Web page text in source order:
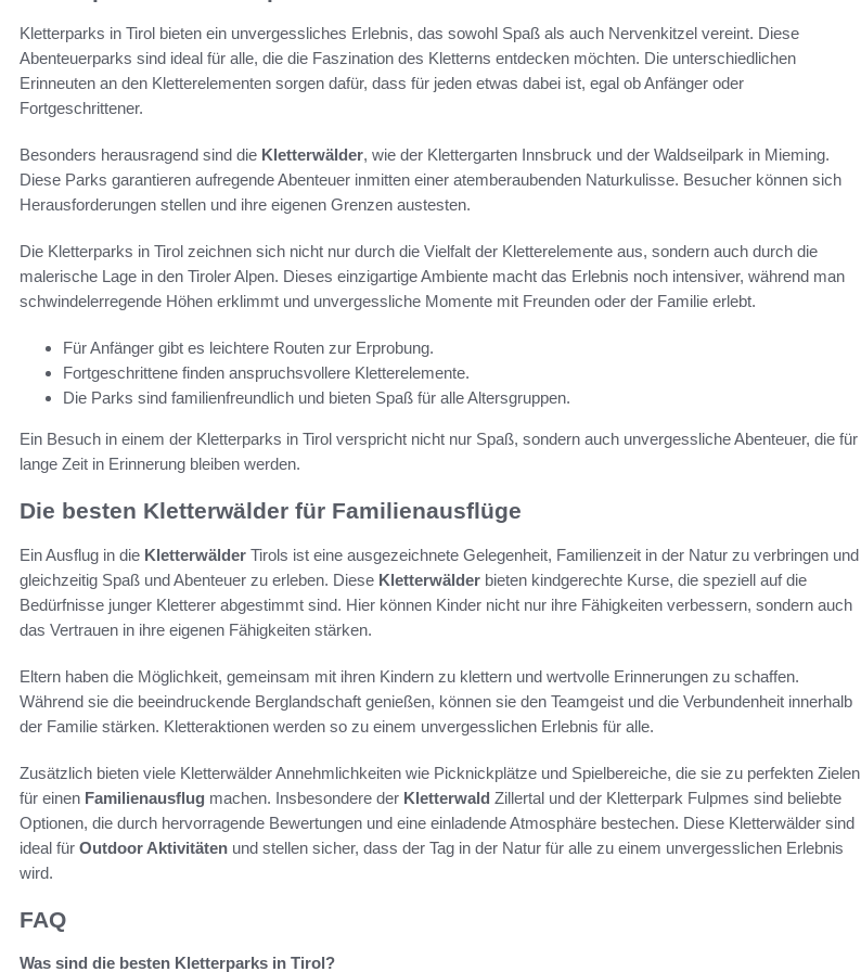
Kletterparks in Tirol bieten ein unvergessliches Erlebnis, das sowohl Spaß als auch Nervenkitzel vereint. Diese
Abenteuerparks sind ideal für alle, die die Faszination des Kletterns entdecken möchten. Die unterschiedlichen
Erinneuten an den Kletterelementen sorgen dafür, dass für jeden etwas dabei ist, egal ob Anfänger oder
Fortgeschrittener.
Besonders herausragend sind die Kletterwälder, wie der Klettergarten Innsbruck und der Waldseilpark in Mieming.
Diese Parks garantieren aufregende Abenteuer inmitten einer atemberaubenden Naturkulisse. Besucher können sich
Herausforderungen stellen und ihre eigenen Grenzen austesten.
Die Kletterparks in Tirol zeichnen sich nicht nur durch die Vielfalt der Kletterelemente aus, sondern auch durch die
malerische Lage in den Tiroler Alpen. Dieses einzigartige Ambiente macht das Erlebnis noch intensiver, während man
schwindelerregende Höhen erklimmt und unvergessliche Momente mit Freunden oder der Familie erlebt.
Für Anfänger gibt es leichtere Routen zur Erprobung.
Fortgeschrittene finden anspruchsvollere Kletterelemente.
Die Parks sind familienfreundlich und bieten Spaß für alle Altersgruppen.
Ein Besuch in einem der Kletterparks in Tirol verspricht nicht nur Spaß, sondern auch unvergessliche Abenteuer, die für
lange Zeit in Erinnerung bleiben werden.
Die besten Kletterwälder für Familienausflüge
Ein Ausflug in die Kletterwälder Tirols ist eine ausgezeichnete Gelegenheit, Familienzeit in der Natur zu verbringen und
gleichzeitig Spaß und Abenteuer zu erleben. Diese Kletterwälder bieten kindgerechte Kurse, die speziell auf die
Bedürfnisse junger Kletterer abgestimmt sind. Hier können Kinder nicht nur ihre Fähigkeiten verbessern, sondern auch
das Vertrauen in ihre eigenen Fähigkeiten stärken.
Eltern haben die Möglichkeit, gemeinsam mit ihren Kindern zu klettern und wertvolle Erinnerungen zu schaffen.
Während sie die beeindruckende Berglandschaft genießen, können sie den Teamgeist und die Verbundenheit innerhalb
der Familie stärken. Kletteraktionen werden so zu einem unvergesslichen Erlebnis für alle.
Zusätzlich bieten viele Kletterwälder Annehmlichkeiten wie Picknickplätze und Spielbereiche, die sie zu perfekten Zielen
für einen Familienausflug machen. Insbesondere der Kletterwald Zillertal und der Kletterpark Fulpmes sind beliebte
Optionen, die durch hervorragende Bewertungen und eine einladende Atmosphäre bestechen. Diese Kletterwälder sind
ideal für Outdoor Aktivitäten und stellen sicher, dass der Tag in der Natur für alle zu einem unvergesslichen Erlebnis
wird.
FAQ
Was sind die besten Kletterparks in Tirol?